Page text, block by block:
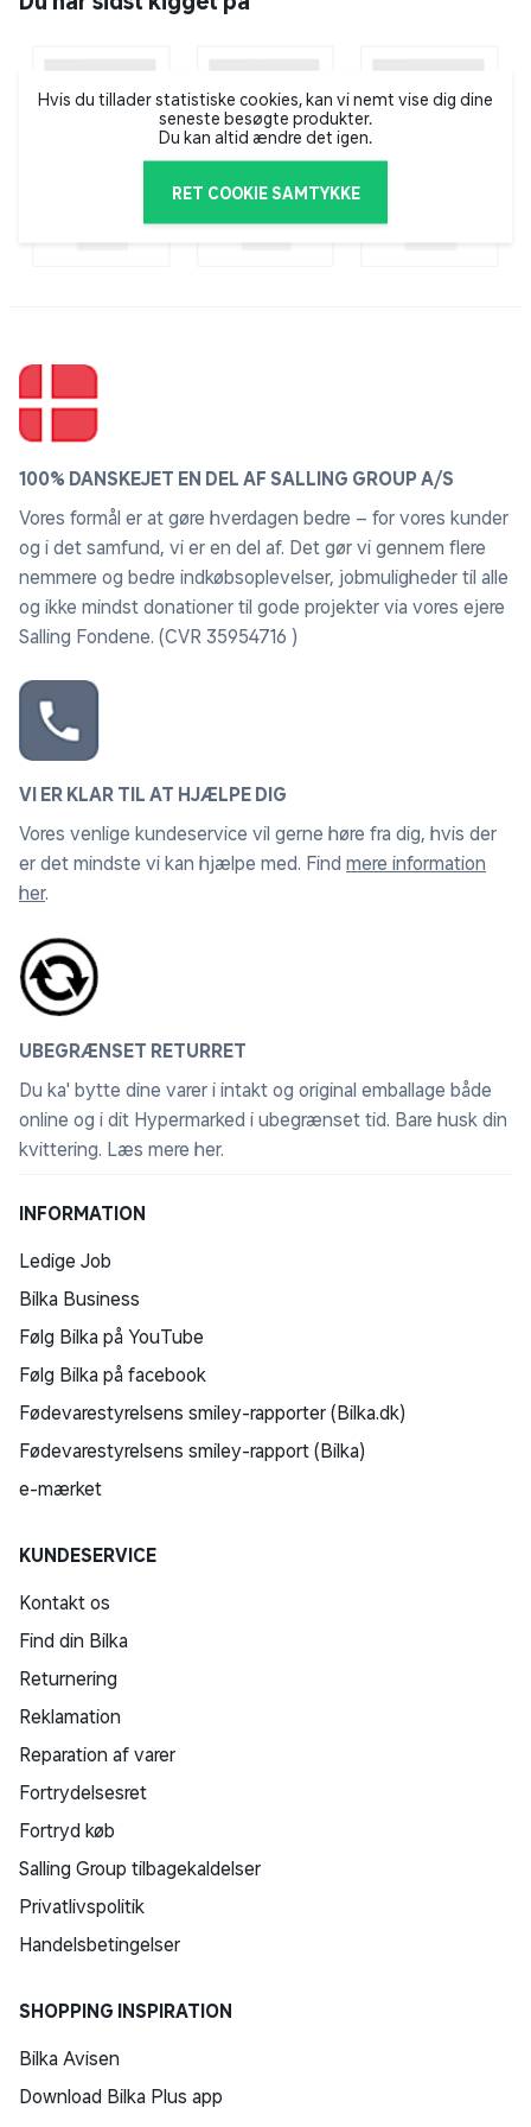
særligt målrettet den aktive livsstil. Deres sortiment er
kulhydrattilskud og vitaminer. Derudover kan man
blandt andet få træningstøj, tasker, drikkedunke og
vægte. Deres produkter er beregnet til at gøre en aktiv
hverdag med træning nemmere, og de sætter en ære i
Hvis du tillader statistiske cookies, kan vi nemt vise dig dine
seneste besøgte produkter.
Du kan altid ændre det igen.
RET COOKIE SAMTYKKE
100% DANSKEJET EN DEL AF SALLING GROUP A/S
Vores formål er at gøre hverdagen bedre – for vores kunder
og i det samfund, vi er en del af. Det gør vi gennem flere
nemmere og bedre indkøbsoplevelser, jobmuligheder til alle
og ikke mindst donationer til gode projekter via vores ejere
Salling Fondene. (CVR 35954716 )
VI ER KLAR TIL AT HJÆLPE DIG
Vores venlige kundeservice vil gerne høre fra dig, hvis der
er det mindste vi kan hjælpe med. Find mere information
her.
UBEGRÆNSET RETURRET
Du ka' bytte dine varer i intakt og original emballage både
online og i dit Hypermarked i ubegrænset tid. Bare husk din
kvittering. Læs mere her.
INFORMATION
Ledige Job
Bilka Business
Følg Bilka på YouTube
Følg Bilka på facebook
Fødevarestyrelsens smiley-rapporter (Bilka.dk)
Fødevarestyrelsens smiley-rapport (Bilka)
e-mærket
KUNDESERVICE
Kontakt os
Find din Bilka
Returnering
Reklamation
Reparation af varer
Fortrydelsesret
Fortryd køb
Salling Group tilbagekaldelser
Privatlivspolitik
Handelsbetingelser
SHOPPING INSPIRATION
Bilka Avisen
Download Bilka Plus app